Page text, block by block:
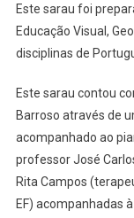
Este sarau foi
Educação Visual,
disciplinas de
Este sarau contou
Barroso através de
acompanhado ao
professor José
Rita Campos
EF) acompanhadas